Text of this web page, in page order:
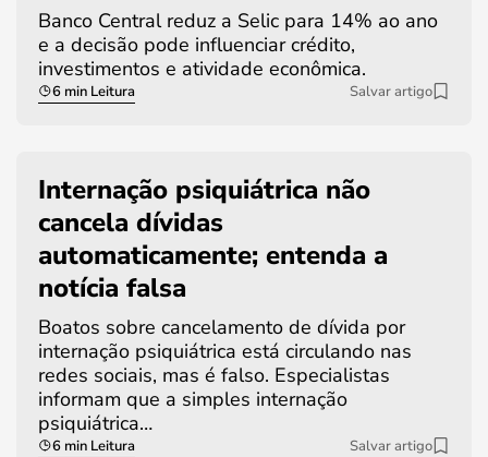
Banco Central reduz a Selic para 14% ao ano
e a decisão pode influenciar crédito,
investimentos e atividade econômica.
6 min Leitura Salvar artigo
Internação psiquiátrica não
cancela dívidas
automaticamente; entenda a
notícia falsa
Boatos sobre cancelamento de dívida por
internação psiquiátrica está circulando nas
redes sociais, mas é falso. Especialistas
informam que a simples internação
psiquiátrica…
6 min Leitura Salvar artigo